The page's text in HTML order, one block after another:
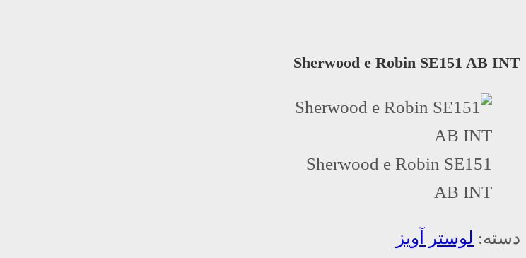
Sherwood e Robin SE151 AB INT
Sherwood e Robin SE151
AB INT
دسته: لوستر آویز